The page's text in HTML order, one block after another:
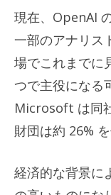
現在、OpenAI
一部のアナリス
場でこれまでに
つで主役になる
Microsoft は同
財団は約 26% を
経済的な背景に